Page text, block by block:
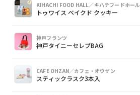
KIHACHI FOOD HALL／キハチフードホール
トゥワイス ベイクド クッキー
神戸フランツ
神戸タイニーセレブBAG
CAFE OHZAN／カフェ・オウザン
スティックラスク3本入